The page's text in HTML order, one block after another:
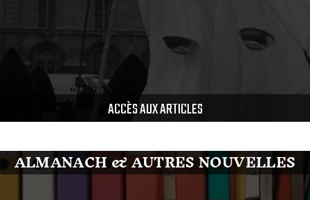
ACCÈS AUX ARTICLES
ALMANACH & AUTRES NOUVELLES